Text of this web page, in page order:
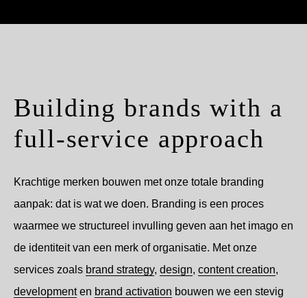
Building brands with a
full-service approach
Krachtige merken bouwen met onze totale branding
aanpak: dat is wat we doen. Branding is een proces
waarmee we structureel invulling geven aan het imago en
de identiteit van een merk of organisatie. Met onze
services zoals brand strategy, design, content creation,
developmenten brand activation bouwen we een stevig